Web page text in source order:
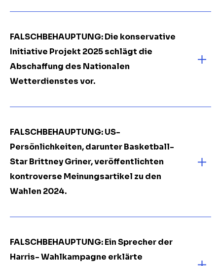
FALSCHBEHAUPTUNG: Die konservative
Initiative Projekt 2025 schlägt die
Abschaffung des Nationalen
Wetterdienstes vor.
FALSCHBEHAUPTUNG: US-
Persönlichkeiten, darunter Basketball-
Star Brittney Griner, veröffentlichten
kontroverse Meinungsartikel zu den
Wahlen 2024.
FALSCHBEHAUPTUNG: Ein Sprecher der
Harris- Wahlkampagne erklärte